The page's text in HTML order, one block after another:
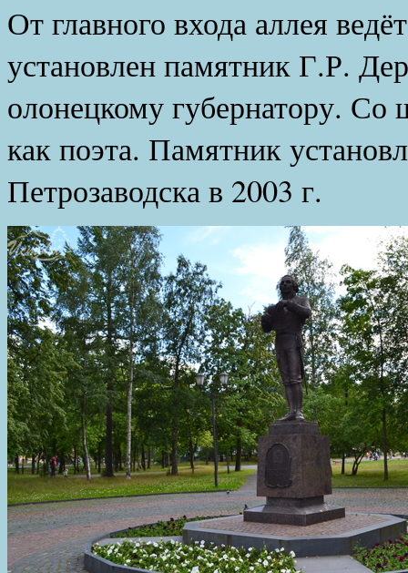
От главного входа аллея
установлен памятник Г.Р.
олонецкому губернатору.
как поэта. Памятник
Петрозаводска в 2003 г.